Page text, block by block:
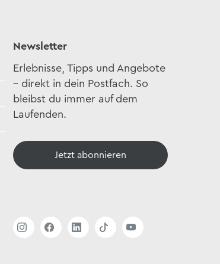
Newsletter
Erlebnisse, Tipps und Angebote
– direkt in dein Postfach. So
bleibst du immer auf dem
Laufenden.
Jetzt abonnieren